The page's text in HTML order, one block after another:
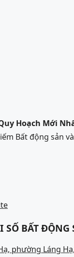
Hoạch Mới
Bất động sản
SỐ BẤT ĐỘNG
phường Láng